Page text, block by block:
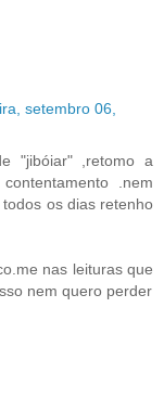
setembro 06,
"jibóiar" ,retomo a
.nem
os dias retenho
nas leituras que
nem quero perder